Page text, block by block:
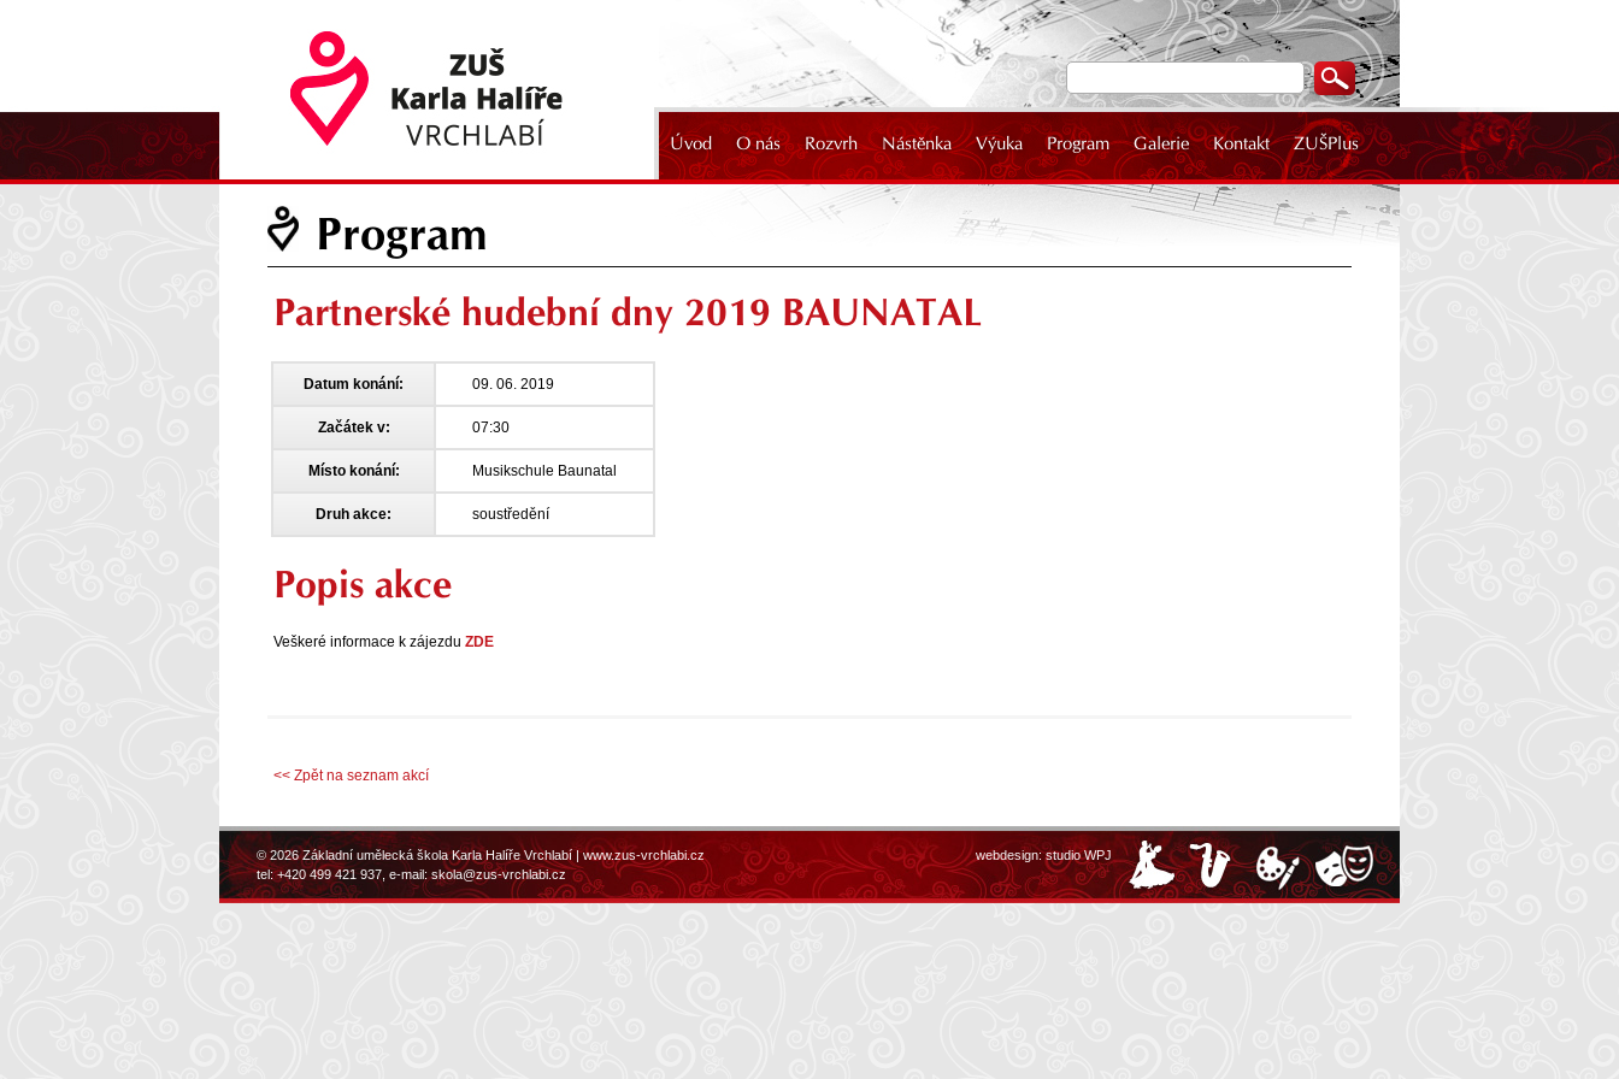
Úvod O nás Rozvrh Nástěnka Výuka Program Galerie Kontakt ZUŠPlus
Program
Partnerské hudební dny 2019 BAUNATAL
Datum konání: 09. 06. 2019
Začátek v: 07:30
Místo konání: Musikschule Baunatal
Druh akce: soustředění
Popis akce
Veškeré informace k zájezdu ZDE
<< Zpět na seznam akcí
webdesign:studio WPJ
© 2026 Základní umělecká škola Karla Halíře Vrchlabí |www.zus-vrchlabi.cz
tel: +420 499 421 937, e-mail:skola@zus-vrchlabi.cz